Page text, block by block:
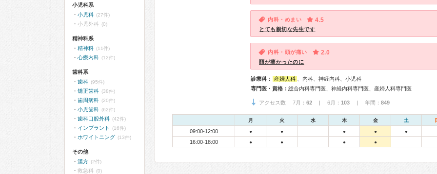
内科・めまい 4.5
とても親切な先生です
内科・頭が痛い 2.0
頭が痛かったのに
診療科： 産婦人科
、内科、神経内科、小児科
専門医・資格： 総合内科専門医、神経内科専門医、産婦人科専門医
アクセス数 7月： 62 | 6月： 103 | 年間： 849
月 火 水 木 金 土
09:00-12:00 ● ● ● ● ●
16:00-18:00 ● ● ● ●
小児科系
小児科 (27件)
小児外科 (0)
精神科系
精神科 (11件)
心療内科 (12件)
歯科系
歯科 (95件)
矯正歯科 (38件)
歯周病科 (20件)
小児歯科 (62件)
歯科口腔外科 (42件)
インプラント (16件)
ホワイトニング (13件)
その他
漢方 (2件)
救急科 (0)